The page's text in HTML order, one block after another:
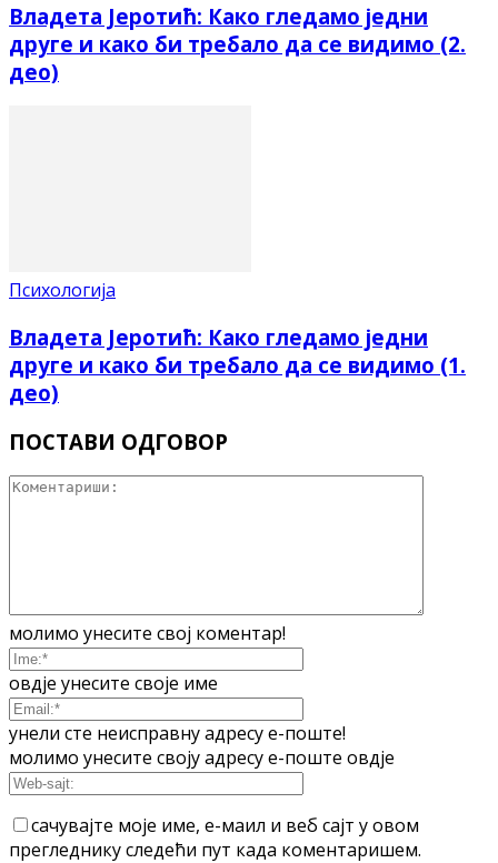
Владета Јеротић: Како гледамо једни
друге и како би требало да се видимо (2.
део)
Психологија
Владета Јеротић: Како гледамо једни
друге и како би требало да се видимо (1.
део)
ПОСТАВИ ОДГОВОР
молимо унесите свој коментар!
овдје унесите своје име
унели сте неисправну адресу е-поште!
молимо унесите своју адресу е-поште овдје
сачувајте моје име, е-маил и веб сајт у овом
прегледнику следећи пут када коментаришем.